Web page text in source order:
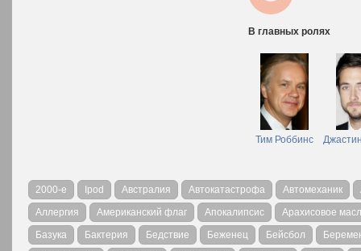
В главных ролях
Тим Роббинс
2000-е Ipod Австралия Автокатастрофа Автомеханик
Аллергия
Американский флаг Апокалипсис
Арахисовое
Базука
Бактерия Бедствие Беженец Бейсбол